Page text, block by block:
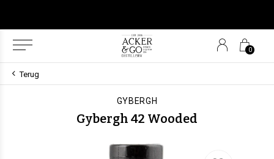
0
Terug
GYBERGH
Gybergh 42 Wooded